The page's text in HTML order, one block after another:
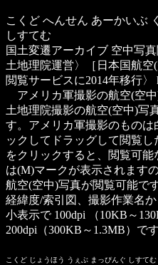
こくど へんせん あーかいぶ
しすてむ
国土変遷アーカイブ 空中写
土地理院運営〉［日本国航
閲覧サービスに2014年移行〉
アメリカ軍撮影の航空(空中
土地理院撮影の航空(空中)写
す。アメリカ軍撮影のものは
ックしてドラッグして閲覧
をクリックすると、閲覧可
は(M)マークが表示されます
航空(空中)写真が閲覧可能で
経緯度/索引図、撮影作業名
小表示で 100dpi （10KB～
200dpi（300KB～1.3MB）です
こくど じょうほう うぇぶ まっぴんぐ しすてむ